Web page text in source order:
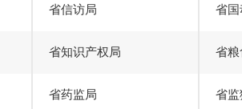
省信访局 省国
省知识产权局 省粮
省药监局 省监